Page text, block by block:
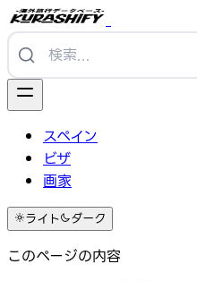
スペイン
ビザ
画家
ライト ダーク
このページの内容